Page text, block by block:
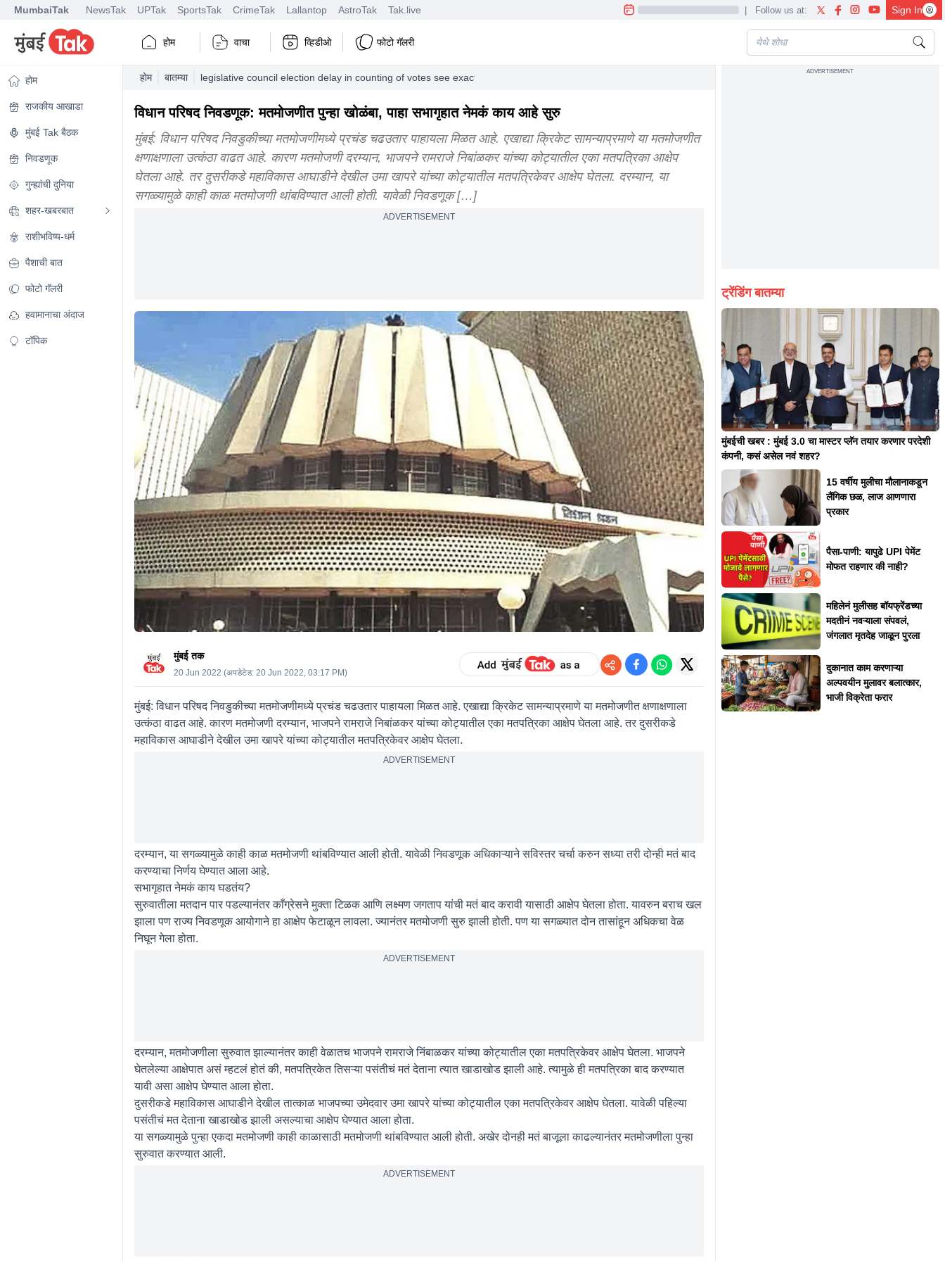
MumbaiTak NewsTak UPTak SportsTak CrimeTak Lallantop AstroTak Tak.live | Follow us at: Sign In
होम वाचा व्हिडीओ फोटो गॅलरी
होम
राजकीय आखाडा
मुंबई Tak बैठक
निवडणूक
गुन्ह्यांची दुनिया
शहर-खबरबात
राशीभविष्य-धर्म
पैशाची बात
फोटो गॅलरी
हवामानाचा अंदाज
टॉपिक
होम बातम्या legislative council election delay in counting of votes see exactly what is happening in house
विधान परिषद निवडणूक: मतमोजणीत पुन्हा खोळंबा, पाहा सभागृहात नेमकं काय आहे सुरु
मुंबई: विधान परिषद निवडुकीच्या मतमोजणीमध्ये प्रचंड चढउतार पाहायला मिळत आहे. एखाद्या क्रिकेट सामन्याप्रमाणे या मतमोजणीत
क्षणाक्षणाला उत्कंठा वाढत आहे. कारण मतमोजणी दरम्यान, भाजपने रामराजे निबांळकर यांच्या कोट्यातील एका मतपत्रिका आक्षेप
घेतला आहे. तर दुसरीकडे महाविकास आघाडीने देखील उमा खापरे यांच्या कोट्यातील मतपत्रिकेवर आक्षेप घेतला. दरम्यान, या
सगळ्यामुळे काही काळ मतमोजणी थांबविण्यात आली होती. यावेळी निवडणूक […]
ADVERTISEMENT
मुंबई तक
20 Jun 2022 (अपडेटेड: 20 Jun 2022, 03:17 PM)
मुंबई: विधान परिषद निवडुकीच्या मतमोजणीमध्ये प्रचंड चढउतार पाहायला मिळत आहे. एखाद्या क्रिकेट सामन्याप्रमाणे या मतमोजणीत क्षणाक्षणाला
उत्कंठा वाढत आहे. कारण मतमोजणी दरम्यान, भाजपने रामराजे निबांळकर यांच्या कोट्यातील एका मतपत्रिका आक्षेप घेतला आहे. तर दुसरीकडे
महाविकास आघाडीने देखील उमा खापरे यांच्या कोट्यातील मतपत्रिकेवर आक्षेप घेतला.
ADVERTISEMENT
दरम्यान, या सगळ्यामुळे काही काळ मतमोजणी थांबविण्यात आली होती. यावेळी निवडणूक अधिकाऱ्याने सविस्तर चर्चा करुन सध्या तरी दोन्ही मतं बाद
करण्याचा निर्णय घेण्यात आला आहे.
सभागृहात नेमकं काय घडतंय?
सुरुवातीला मतदान पार पडल्यानंतर काँग्रेसने मुक्ता टिळक आणि लक्ष्मण जगताप यांची मतं बाद करावी यासाठी आक्षेप घेतला होता. यावरुन बराच खल
झाला पण राज्य निवडणूक आयोगाने हा आक्षेप फेटाळून लावला. ज्यानंतर मतमोजणी सुरु झाली होती. पण या सगळ्यात दोन तासांहून अधिकचा वेळ
निघून गेला होता.
ADVERTISEMENT
दरम्यान, मतमोजणीला सुरुवात झाल्यानंतर काही वेळातच भाजपने रामराजे निंबाळकर यांच्या कोट्यातील एका मतपत्रिकेवर आक्षेप घेतला. भाजपने
घेतलेल्या आक्षेपात असं म्हटलं होतं की, मतपत्रिकेत तिसऱ्या पसंतीचं मतं देताना त्यात खाडाखोड झाली आहे. त्यामुळे ही मतपत्रिका बाद करण्यात
यावी असा आक्षेप घेण्यात आला होता.
दुसरीकडे महाविकास आघाडीने देखील तात्काळ भाजपच्या उमेदवार उमा खापरे यांच्या कोट्यातील एका मतपत्रिकेवर आक्षेप घेतला. यावेळी पहिल्या
पसंतीचं मत देताना खाडाखोड झाली असल्याचा आक्षेप घेण्यात आला होता.
या सगळ्यामुळे पुन्हा एकदा मतमोजणी काही काळासाठी मतमोजणी थांबविण्यात आली होती. अखेर दोनही मतं बाजूला काढल्यानंतर मतमोजणीला पुन्हा
सुरुवात करण्यात आली.
ADVERTISEMENT
ADVERTISEMENT
ट्रेंडिंग बातम्या
मुंबईची खबर : मुंबई 3.0 चा मास्टर प्लॅन तयार करणार परदेशी
कंपनी, कसं असेल नवं शहर?
15 वर्षीय मुलीचा मौलानाकडून
लैंगिक छळ, लाज आणणारा
प्रकार
पैसा-पाणी: यापुढे UPI पेमेंट
मोफत राहणार की नाही?
महिलेनं मुलीसह बॉयफ्रेंडच्या
मदतीनं नवऱ्याला संपवलं,
जंगलात मृतदेह जाळून पुरला
दुकानात काम करणाऱ्या
अल्पवयीन मुलावर बलात्कार,
भाजी विक्रेता फरार